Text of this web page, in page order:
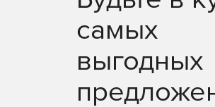
самых
выгодных